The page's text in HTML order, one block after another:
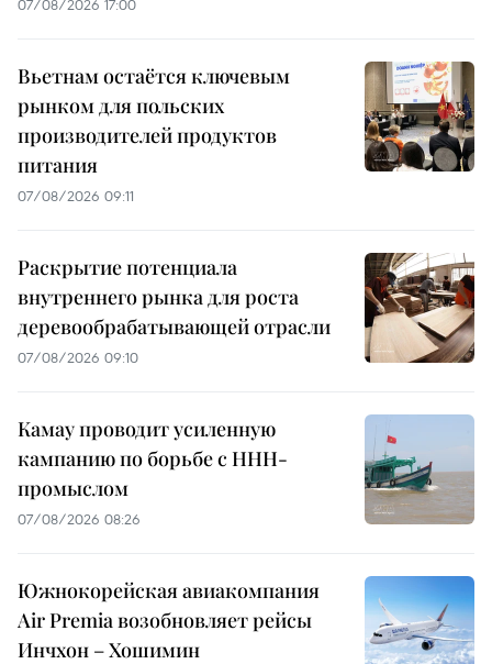
07/08/2026 17:00
Вьетнам остаётся ключевым
рынком для польских
производителей продуктов
питания
07/08/2026 09:11
Раскрытие потенциала
внутреннего рынка для роста
деревообрабатывающей отрасли
07/08/2026 09:10
Камау проводит усиленную
кампанию по борьбе с ННН-
промыслом
07/08/2026 08:26
Южнокорейская авиакомпания
Air Premia возобновляет рейсы
Инчхон – Хошимин